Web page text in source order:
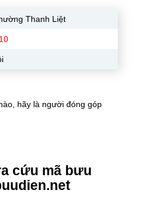
Thanh Liệt
hãy là người đóng góp
cứu mã bưu